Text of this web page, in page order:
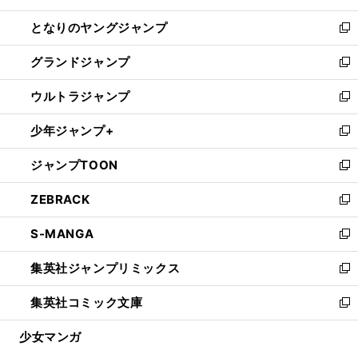
開
く
ン
ド
ウ
で
開
く
ウ
ィ
ン
ド
ウ
で
開
く
し
い
ウ
ィ
ン
ド
ウ
で
開
く
となりのヤングジャンプ
新
し
い
ウ
ィ
ン
ド
ウ
で
開
く
グランドジャンプ
新
し
い
ウ
ィ
ン
ド
ウ
で
開
く
ウルトラジャンプ
新
し
い
ウ
ィ
ン
ド
ウ
で
開
く
少年ジャンプ+
新
し
い
ウ
ィ
ン
ド
ウ
で
開
く
ジャンプTOON
新
し
い
ウ
ィ
ン
ド
ウ
で
開
ZEBRACK
新
し
い
ウ
ィ
ン
ド
ウ
S-MANGA
新
し
い
ウ
ィ
ン
集英社ジャンプリミックス
新
し
い
ウ
集英社コミック文庫
新
し
少女マンガ